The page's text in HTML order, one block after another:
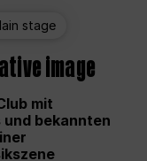
stage
image
mit
bekannten